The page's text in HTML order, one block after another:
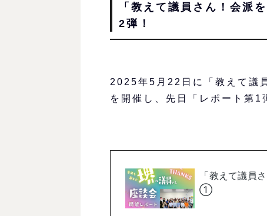
「教えて議員さん！会派
2弾！
2025年5月22日に「教えて議
を開催し、先日「レポート第1